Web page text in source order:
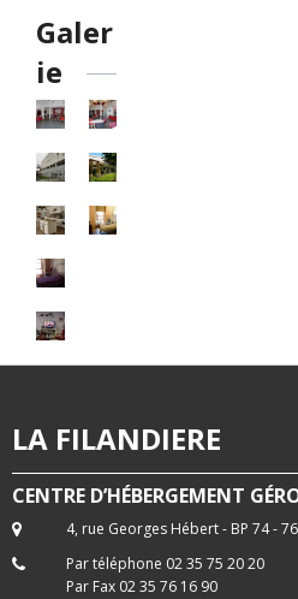
Galer
ie
LA FILANDIERE
CENTRE D’HÉBERGEMENT
4, rue Georges Hébert - BP 74 -
Par téléphone 02 35 75 20 20
Par Fax 02 35 76 16 90